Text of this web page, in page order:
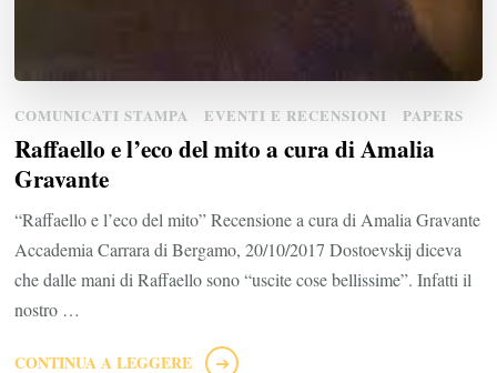
COMUNICATI STAMPA EVENTI E RECENSIONI PAPERS
Raffaello e l’eco del mito a cura di Amalia
Gravante
“Raffaello e l’eco del mito” Recensione a cura di Amalia Gravante
Accademia Carrara di Bergamo, 20/10/2017 Dostoevskij diceva
che dalle mani di Raffaello sono “uscite cose bellissime”. Infatti il
nostro …
CONTINUA A LEGGERE